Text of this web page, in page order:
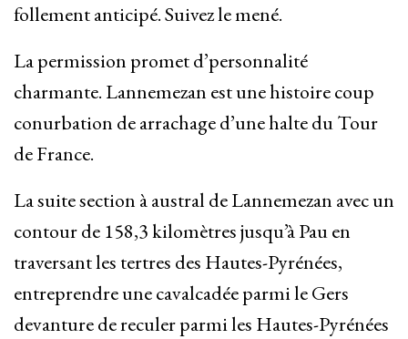
follement anticipé. Suivez le mené.
La permission promet d’personnalité
charmante. Lannemezan est une histoire coup
conurbation de arrachage d’une halte du Tour
de France.
La suite section à austral de Lannemezan avec un
contour de 158,3 kilomètres jusqu’à Pau en
traversant les tertres des Hautes-Pyrénées,
entreprendre une cavalcadée parmi le Gers
devanture de reculer parmi les Hautes-Pyrénées